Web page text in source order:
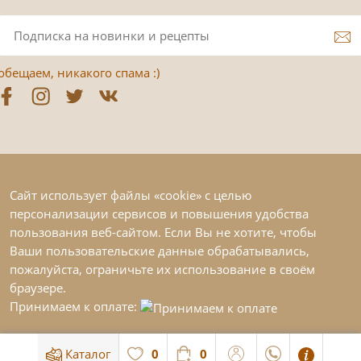
Каталог 0 0
никакого спама :)
Сайт использует файлы «cookie» с целью
персонализации сервисов и повышения удобства
пользования веб-сайтом. Если Вы не хотите, чтобы
Ваши пользовательские данные обрабатывались,
пожалуйста, ограничьте их использование в своём
браузере.
Принимаем к оплате: